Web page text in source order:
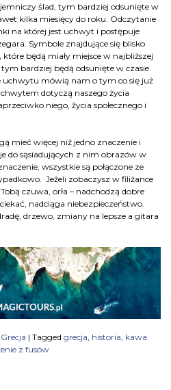
ślad, tym bardziej odsunięte w
kilka miesięcy do roku. Odczytanie
na której jest uchwyt i postępuje
Symbole znajdujące się blisko
będą miały miejsce w najbliższej
bardziej będą odsunięte w czasie.
uchwytu mówią nam o tym co się już
dotyczą naszego życia
niego, życia społecznego i
mieć więcej niż jedno znaczenie i
do sąsiadujących z nim obrazów w
wszystkie są połączone ze
Jeżeli zobaczysz w filiżance
czuwa, orła – nadchodzą dobre
nadciąga niebezpieczeństwo.
drzewo, zmiany na lepsze a gitara
Grecja | Tagged grecja historia kawa
z fusów